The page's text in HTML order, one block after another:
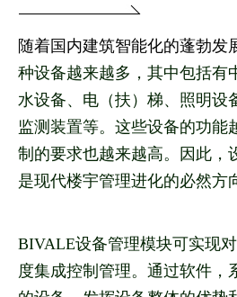
随着国内建筑智能化的蓬勃发
种设备越来越多，其中包括有
水设备、电（扶）梯、照明设
监测装置等。这些设备的功能
制的要求也越来越高。因此，
是现代楼宇管理进化的必然方
BIVALE设备管理模块可实现
度集成控制管理。通过软件，